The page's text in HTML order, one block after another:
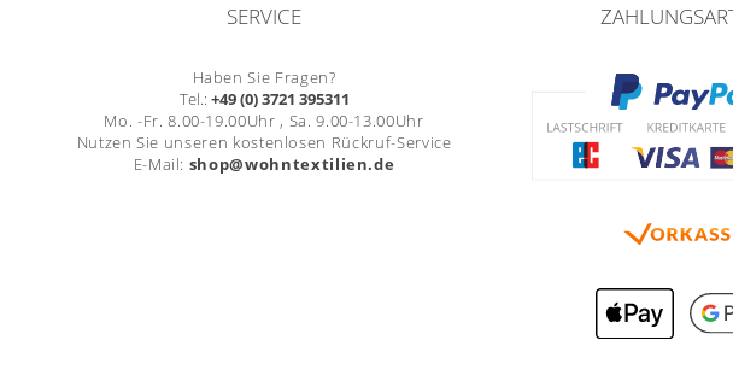
SERVICE
Haben Sie Fragen?
Tel.: +49 (0) 3721 395311
Mo. -Fr. 8.00-19.00Uhr , Sa. 9.00-13.00Uhr
Nutzen Sie unseren kostenlosen Rückruf-Service
E-Mail: shop@wohntextilien.de